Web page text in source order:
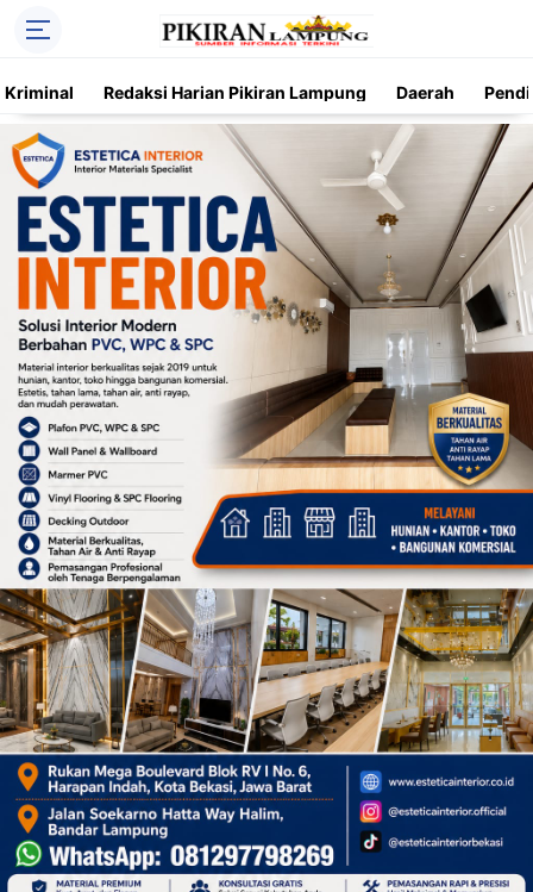
Kriminal Redaksi Harian Pikiran Lampung Daerah
Trending Kriminal Nasional